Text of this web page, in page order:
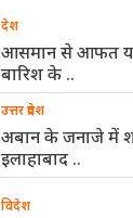
देश
आसमान से आफत या
बारिश के ..
उत्तर प्रदेश
अबान के जनाजे में
इलाहाबाद ..
विदेश